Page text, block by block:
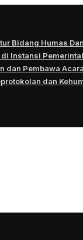
Bidang Humas
Instansi
dan Pembawa
dan